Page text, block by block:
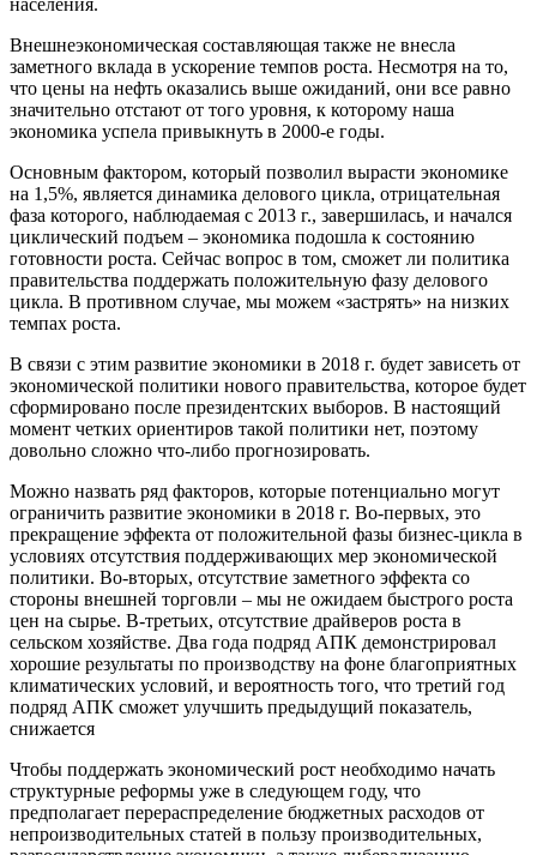
Внешнеэкономическая составляющая также не внесла
заметного вклада в ускорение темпов роста. Несмотря на то,
что цены на нефть оказались выше ожиданий, они все равно
значительно отстают от того уровня, к которому наша
экономика успела привыкнуть в 2000-е годы.
Основным фактором, который позволил вырасти экономике
на 1,5%, является динамика делового цикла, отрицательная
фаза которого, наблюдаемая с 2013 г., завершилась, и начался
циклический подъем – экономика подошла к состоянию
готовности роста. Сейчас вопрос в том, сможет ли политика
правительства поддержать положительную фазу делового
цикла. В противном случае, мы можем «застрять» на низких
темпах роста.
В связи с этим развитие экономики в 2018 г. будет зависеть от
экономической политики нового правительства, которое будет
сформировано после президентских выборов. В настоящий
момент четких ориентиров такой политики нет, поэтому
довольно сложно что-либо прогнозировать.
Можно назвать ряд факторов, которые потенциально могут
ограничить развитие экономики в 2018 г. Во-первых, это
прекращение эффекта от положительной фазы бизнес-цикла в
условиях отсутствия поддерживающих мер экономической
политики. Во-вторых, отсутствие заметного эффекта со
стороны внешней торговли – мы не ожидаем быстрого роста
цен на сырье. В-третьих, отсутствие драйверов роста в
сельском хозяйстве. Два года подряд АПК демонстрировал
хорошие результаты по производству на фоне благоприятных
климатических условий, и вероятность того, что третий год
подряд АПК сможет улучшить предыдущий показатель,
снижается
Чтобы поддержать экономический рост необходимо начать
структурные реформы уже в следующем году, что
предполагает перераспределение бюджетных расходов от
непроизводительных статей в пользу производительных,